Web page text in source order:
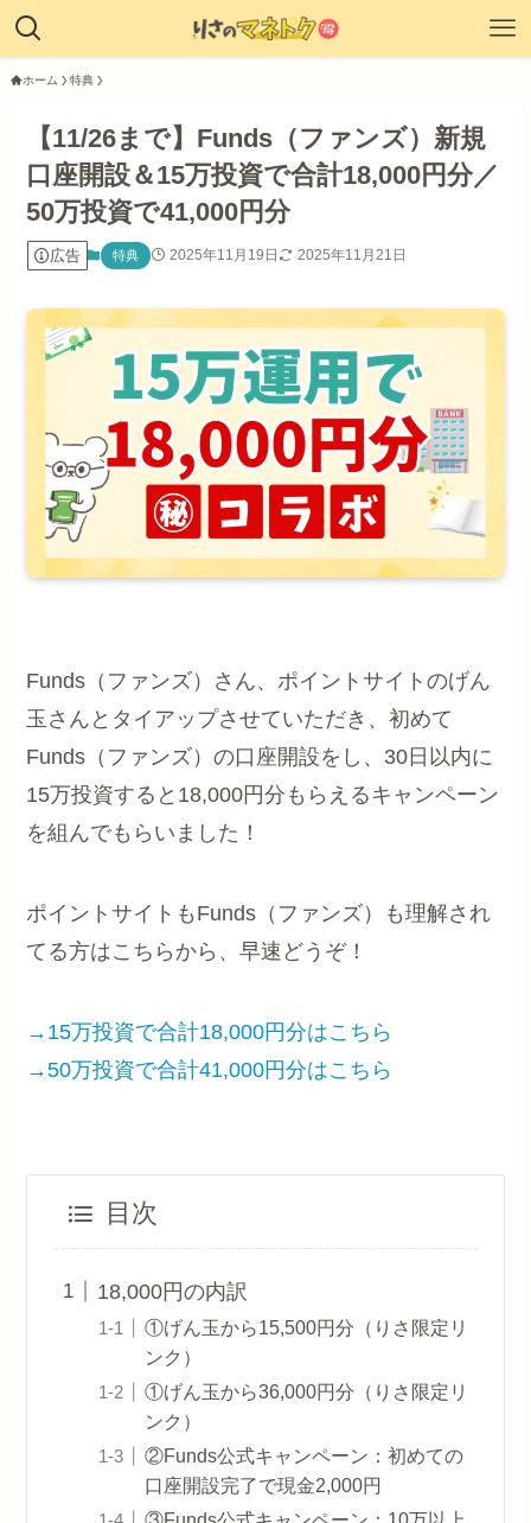
ホーム 特典
【11/26まで】Funds（ファンズ）新規
口座開設＆15万投資で合計18,000円分／
50万投資で41,000円分
広告 特典 2025年11月19日 2025年11月21日
Funds（ファンズ）さん、ポイントサイトのげん
玉さんとタイアップさせていただき、初めて
Funds（ファンズ）の口座開設をし、30日以内に
15万投資すると18,000円分もらえるキャンペーン
を組んでもらいました！
ポイントサイトもFunds（ファンズ）も理解され
てる方はこちらから、早速どうぞ！
→15万投資で合計18,000円分はこちら
→50万投資で合計41,000円分はこちら
目次
18,000円の内訳
①げん玉から15,500円分（りさ限定リ
ンク）
①げん玉から36,000円分（りさ限定リ
ンク）
②Funds公式キャンペーン：初めての
口座開設完了で現金2,000円